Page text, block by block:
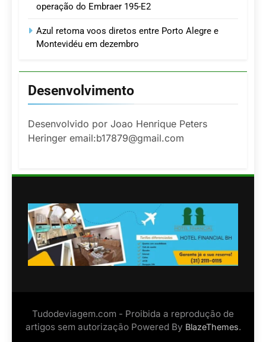
operação do Embraer 195-E2
Azul retoma voos diretos entre Porto Alegre e
Montevidéu em dezembro
Desenvolvimento
Desenvolvido por Joao Henrique Peters
Heringer email:b17879@gmail.com
Tudodeviagem.com - Proibida a reprodução de
artigos sem autorização Powered By BlazeThemes.